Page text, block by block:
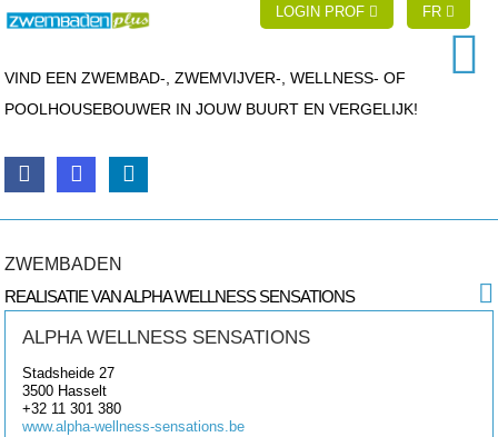
LOGIN PROF FR
VIND EEN ZWEMBAD-, ZWEMVIJVER-, WELLNESS- OF
POOLHOUSEBOUWER IN JOUW BUURT EN VERGELIJK!
ZWEMBADEN
REALISATIE VAN ALPHA WELLNESS SENSATIONS
ALPHA WELLNESS SENSATIONS
Stadsheide 27
3500 Hasselt
+32 11 301 380
www.alpha-wellness-sensations.be